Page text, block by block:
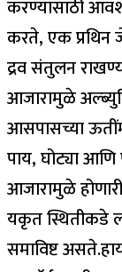
करण्यासाठी
करते, एक प्रथिन
द्रव संतुलन
आजारामुळे
आसपासच्या
पाय, घोट्या
आजारामुळे
यकृत स्थितीकडे
समाविष्ट असते.